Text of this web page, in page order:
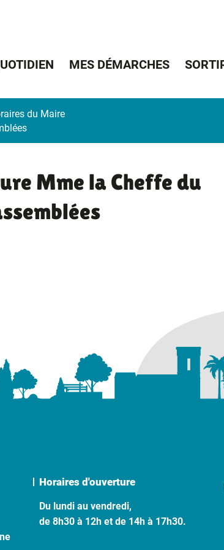
Facebook
Instagram
le compte Linkedin
MES DÉMARCHES
du Maire
Mme la Cheffe du
Horaires d'ouverture
Du lundi au vendredi,
de 8h30 à 12h et de 14h à 17h30.